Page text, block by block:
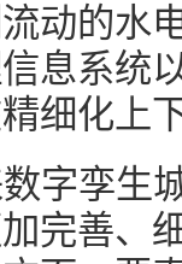
动的水
息系统
细化上
字孪生
完善、